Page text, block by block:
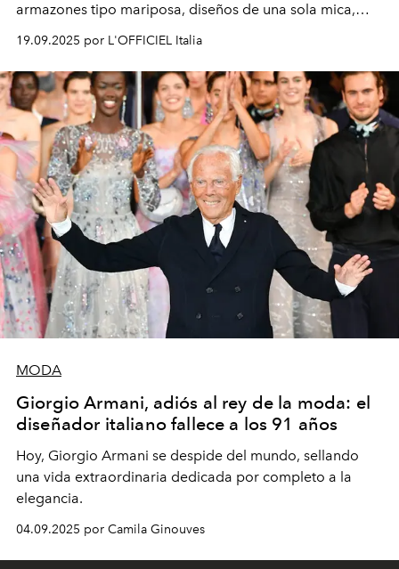
armazones tipo mariposa, diseños de una sola mica,
modelos metálicos ovalados con vibra vintage y
elegantes monturas de acetato graduadas. ¿El detalle
que nunca pierde vigencia? La icónica doble G.
19.09.2025 por L'OFFICIEL Italia
MODA
Giorgio Armani, adiós al rey de la moda: el
diseñador italiano fallece a los 91 años
Hoy, Giorgio Armani se despide del mundo, sellando
una vida extraordinaria dedicada por completo a la
elegancia.
04.09.2025 por Camila Ginouves